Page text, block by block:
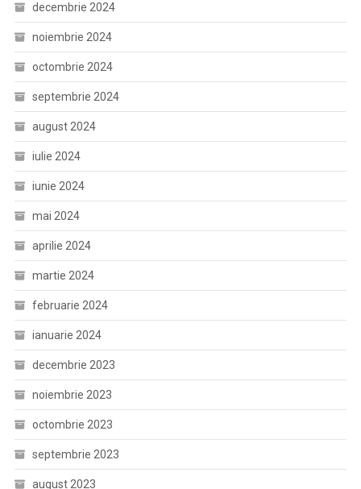
decembrie 2024
noiembrie 2024
octombrie 2024
septembrie 2024
august 2024
iulie 2024
iunie 2024
mai 2024
aprilie 2024
martie 2024
februarie 2024
ianuarie 2024
decembrie 2023
noiembrie 2023
octombrie 2023
septembrie 2023
august 2023